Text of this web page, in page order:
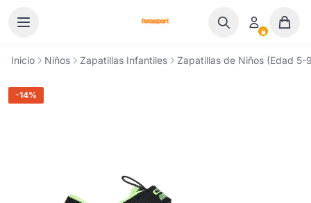
Inicio Niños Zapatillas Infantiles Zapatillas de Niños (Edad
-14%